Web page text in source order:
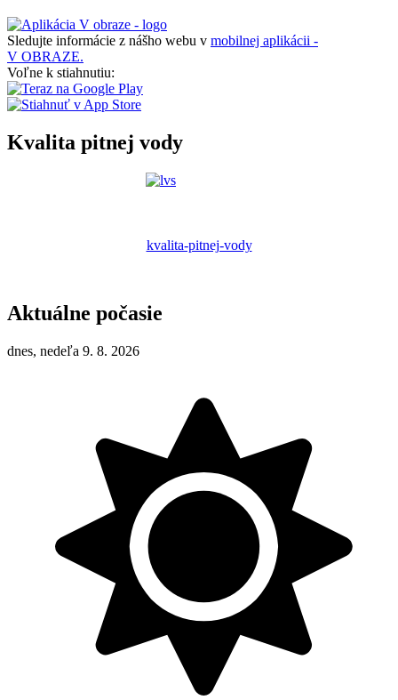
Sledujte informácie z nášho webu v mobilnej aplikácii -
V OBRAZE.
Voľne k stiahnutiu:
Kvalita pitnej vody
kvalita-pitnej-vody
Aktuálne počasie
dnes, nedeľa 9. 8. 2026